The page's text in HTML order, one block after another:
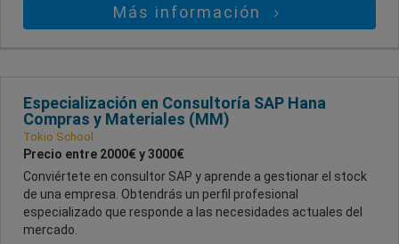
Más información
Especialización en Consultoría SAP Hana
Compras y Materiales (MM)
Tokio School
Precio entre 2000€ y 3000€
Conviértete en consultor SAP y aprende a gestionar el stock
de una empresa. Obtendrás un perfil profesional
especializado que responde a las necesidades actuales del
mercado.